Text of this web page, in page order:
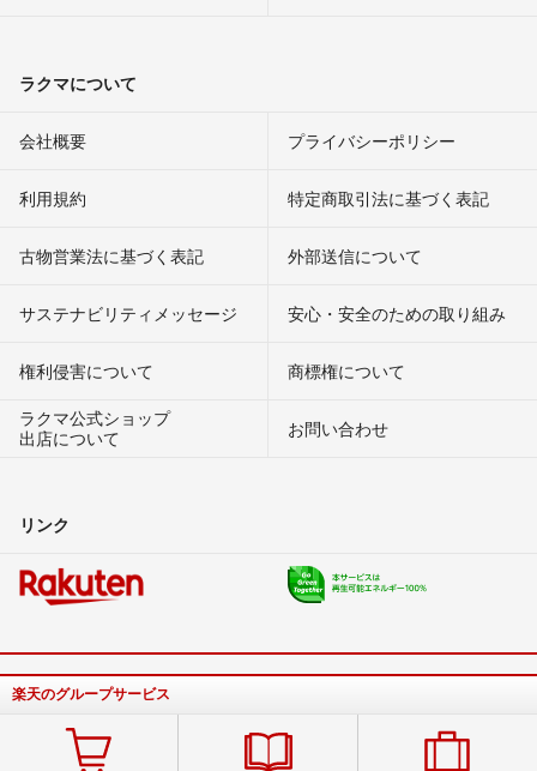
ラクマについて
会社概要 プライバシーポリシー
利用規約 特定商取引法に基づく表記
古物営業法に基づく表記 外部送信について
サステナビリティメッセージ 安心・安全のための取り組み
権利侵害について
商標権について
ラクマ公式ショップ
出店について
お問い合わせ
リンク
楽天のグループサービス